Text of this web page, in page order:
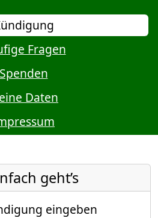
Fragen
Spenden
Daten
geht’s
eingeben